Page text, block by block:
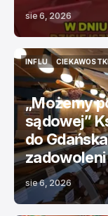
sie 6, 2026
INFLU
INFLU
„Możemy
sądowej”
do
zadowoleni
sie 6, 2026